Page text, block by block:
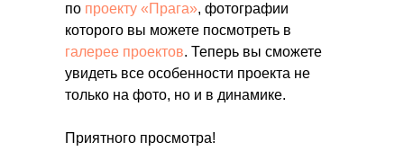
по проекту «Прага», фотографии
которого вы можете посмотреть в
галерее проектов. Теперь вы сможете
увидеть все особенности проекта не
только на фото, но и в динамике.
Приятного просмотра!